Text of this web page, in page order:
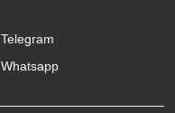
Telegram
Whatsapp